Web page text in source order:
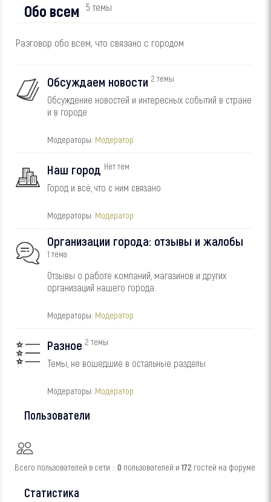
Обо всем 5 темы
Разговор обо всем, что связано с городом
Обсуждаем новости 2 темы
Обсуждение новостей и интересных событий в стране
и в городе
Модераторы: Модератор
Наш город Нет тем
Город и всё, что с ним связано
Модераторы: Модератор
Организации города: отзывы и жалобы
1 тема
Отзывы о работе компаний, магазинов и других
организаций нашего города.
Модераторы: Модератор
Разное 2 темы
Темы, не вошедшие в остальные разделы
Модераторы: Модератор
Пользователи
Всего пользователей в сети ::0 пользователей и 172 гостей на форуме
Статистика